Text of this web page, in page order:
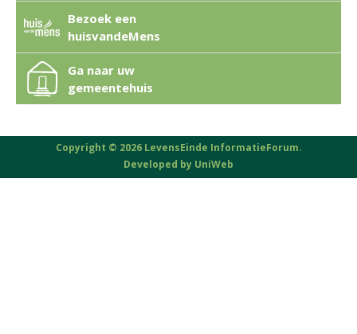
Bezoek een
huisvandeMens
Ga naar uw
gemeentehuis
Copyright © 2026 LevensEinde InformatieForum.
Developed by UniWeb